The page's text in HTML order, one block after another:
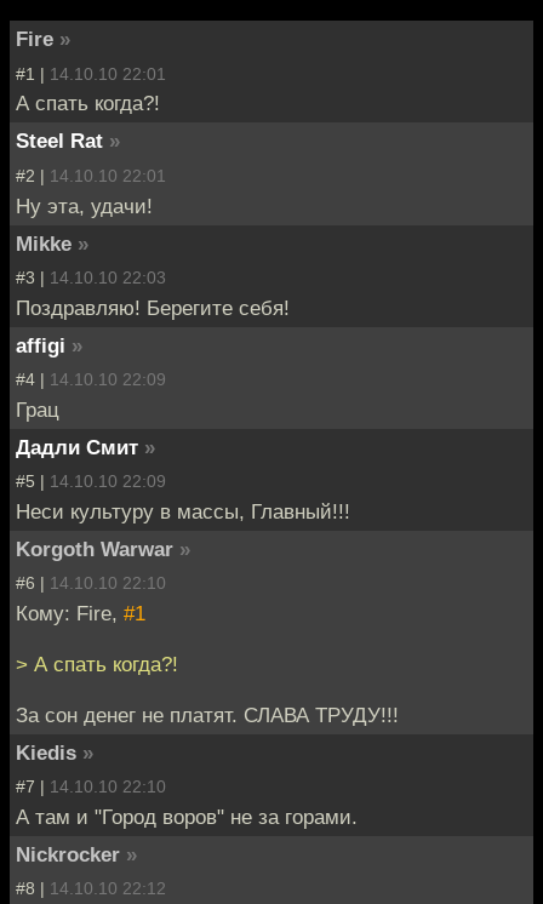
Fire »
#1 | 14.10.10 22:01
А спать когда?!
Steel Rat »
#2 | 14.10.10 22:01
Ну эта, удачи!
Mikke »
#3 | 14.10.10 22:03
Поздравляю! Берегите себя!
affigi »
#4 | 14.10.10 22:09
Грац
Дадли Смит »
#5 | 14.10.10 22:09
Неси культуру в массы, Главный!!!
Korgoth Warwar »
#6 | 14.10.10 22:10
Кому: Fire, #1
> А спать когда?!
За сон денег не платят. СЛАВА ТРУДУ!!!
Kiedis »
#7 | 14.10.10 22:10
А там и "Город воров" не за горами.
Nickrocker »
#8 | 14.10.10 22:12